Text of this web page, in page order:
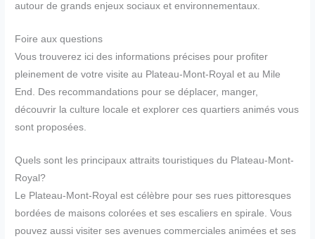
autour de grands enjeux sociaux et environnementaux.
Foire aux questions
Vous trouverez ici des informations précises pour profiter
pleinement de votre visite au Plateau-Mont-Royal et au Mile
End. Des recommandations pour se déplacer, manger,
découvrir la culture locale et explorer ces quartiers animés vous
sont proposées.
Quels sont les principaux attraits touristiques du Plateau-Mont-
Royal?
Le Plateau-Mont-Royal est célèbre pour ses rues pittoresques
bordées de maisons colorées et ses escaliers en spirale. Vous
pouvez aussi visiter ses avenues commerciales animées et ses